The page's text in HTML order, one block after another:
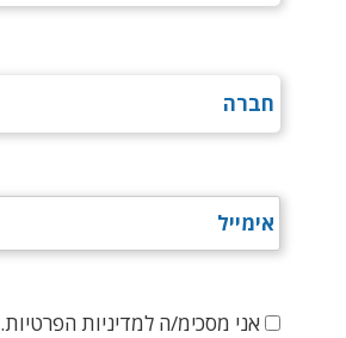
אני מסכימ/ה למדיניות הפרטיות.